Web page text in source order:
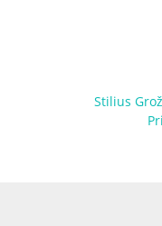
Stilius